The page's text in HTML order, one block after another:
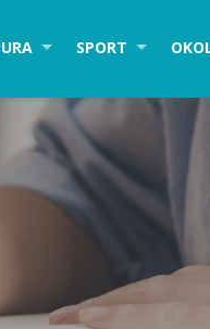
SPORT